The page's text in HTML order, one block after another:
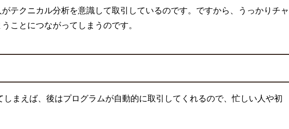
テクニカル分析を意識して取引しているのです。ですから、うっかりチャ
ことにつながってしまうのです。
まえば、後はプログラムが自動的に取引してくれるので、忙しい人や初